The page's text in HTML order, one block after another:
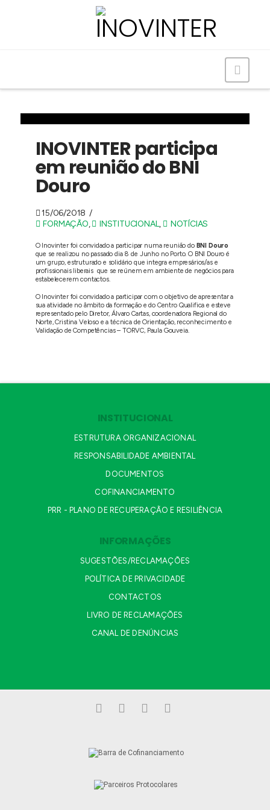
INOVINTER participa
em reunião do BNI
Douro
15/06/2018
FORMAÇÃO, INSTITUCIONAL, NOTÍCIAS
O Inovinter foi convidado a participar numa reunião do BNI Douro
que se realizou no passado dia 8 de Junhono Porto. O BNI Douro é
um grupo, estruturado e solidário que integra empresários/as e
profissionais liberais que se reúnem em ambiente de negócios para
estabelecerem contactos.
O Inovinter foi convidado a participar com o objetivo de apresentar a
sua atividade no âmbito da formação e do Centro Qualifica e esteve
representado pelo Diretor, Álvaro Cartas, coordenadora Regional do
Norte, Cristina Veloso e a técnica de Orientação, reconhecimento e
Validação de Competências – TORVC, Paula Gouveia.
INSTITUCIONAL
ESTRUTURA ORGANIZACIONAL
RESPONSABILIDADE AMBIENTAL
DOCUMENTOS
COFINANCIAMENTO
PRR - PLANO DE RECUPERAÇÃO E RESILIÊNCIA
INFORMAÇÕES
SUGESTÕES/RECLAMAÇÕES
POLÍTICA DE PRIVACIDADE
CONTACTOS
LIVRO DE RECLAMAÇÕES
CANAL DE DENÚNCIAS